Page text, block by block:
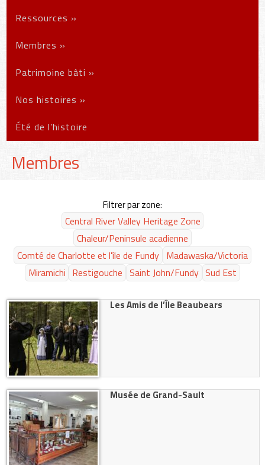
Ressources »
Membres »
Patrimoine bâti »
Nos histoires »
Été de l’histoire
Membres
Filtrer par zone:
Central River Valley Heritage Zone
Chaleur/Peninsule acadienne
Comté de Charlotte et l'île de Fundy Madawaska/Victoria
Miramichi Restigouche Saint John/Fundy Sud Est
Les Amis de l’Île Beaubears
Musée de Grand-Sault